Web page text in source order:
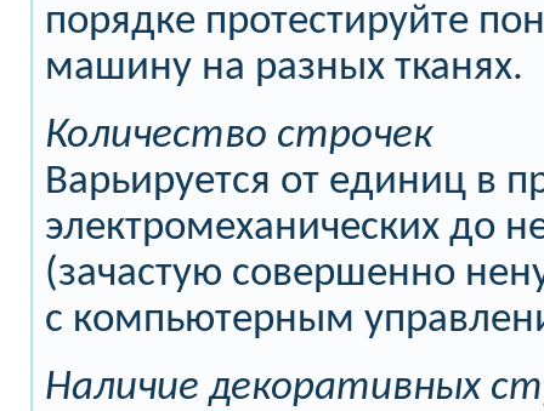
порядке протестируйте
машину на разных тканях.
Количество строчек
Варьируется от единиц в
электромеханических до
(зачастую совершенно
с компьютерным
Наличие декоративных